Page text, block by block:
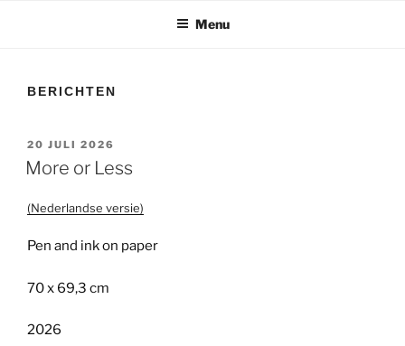
Menu
BERICHTEN
GEPLAATST
OP
20 JULI 2026
More or Less
(Nederlandse versie)
Pen and ink on paper
70 x 69,3 cm
2026